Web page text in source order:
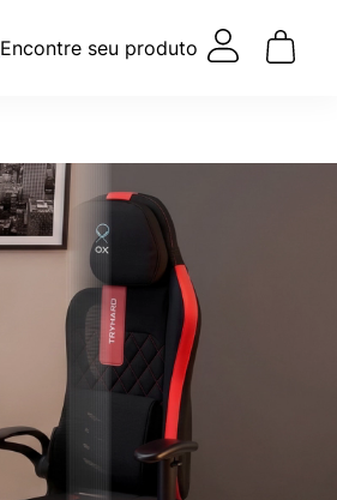
Encontre seu produto